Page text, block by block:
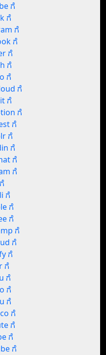
ಗೆ
ಗೆ
ಗೆ
ಗೆ
ಗೆ
ಗೆ
ಗೆ
ಗೆ
ಗೆ
ಗೆ
ಗೆ
ಗೆ
ಗೆ
ಗೆ
ಗೆ
ಗೆ
ಗೆ
ಗೆ
ಗೆ
ಗೆ
ಗೆ
ಗೆ
ಗೆ
ಗೆ
ಗೆ
ಗೆ
ಗೆ
ಗೆ
ಗೆ